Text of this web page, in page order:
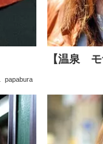
papabura
【温泉